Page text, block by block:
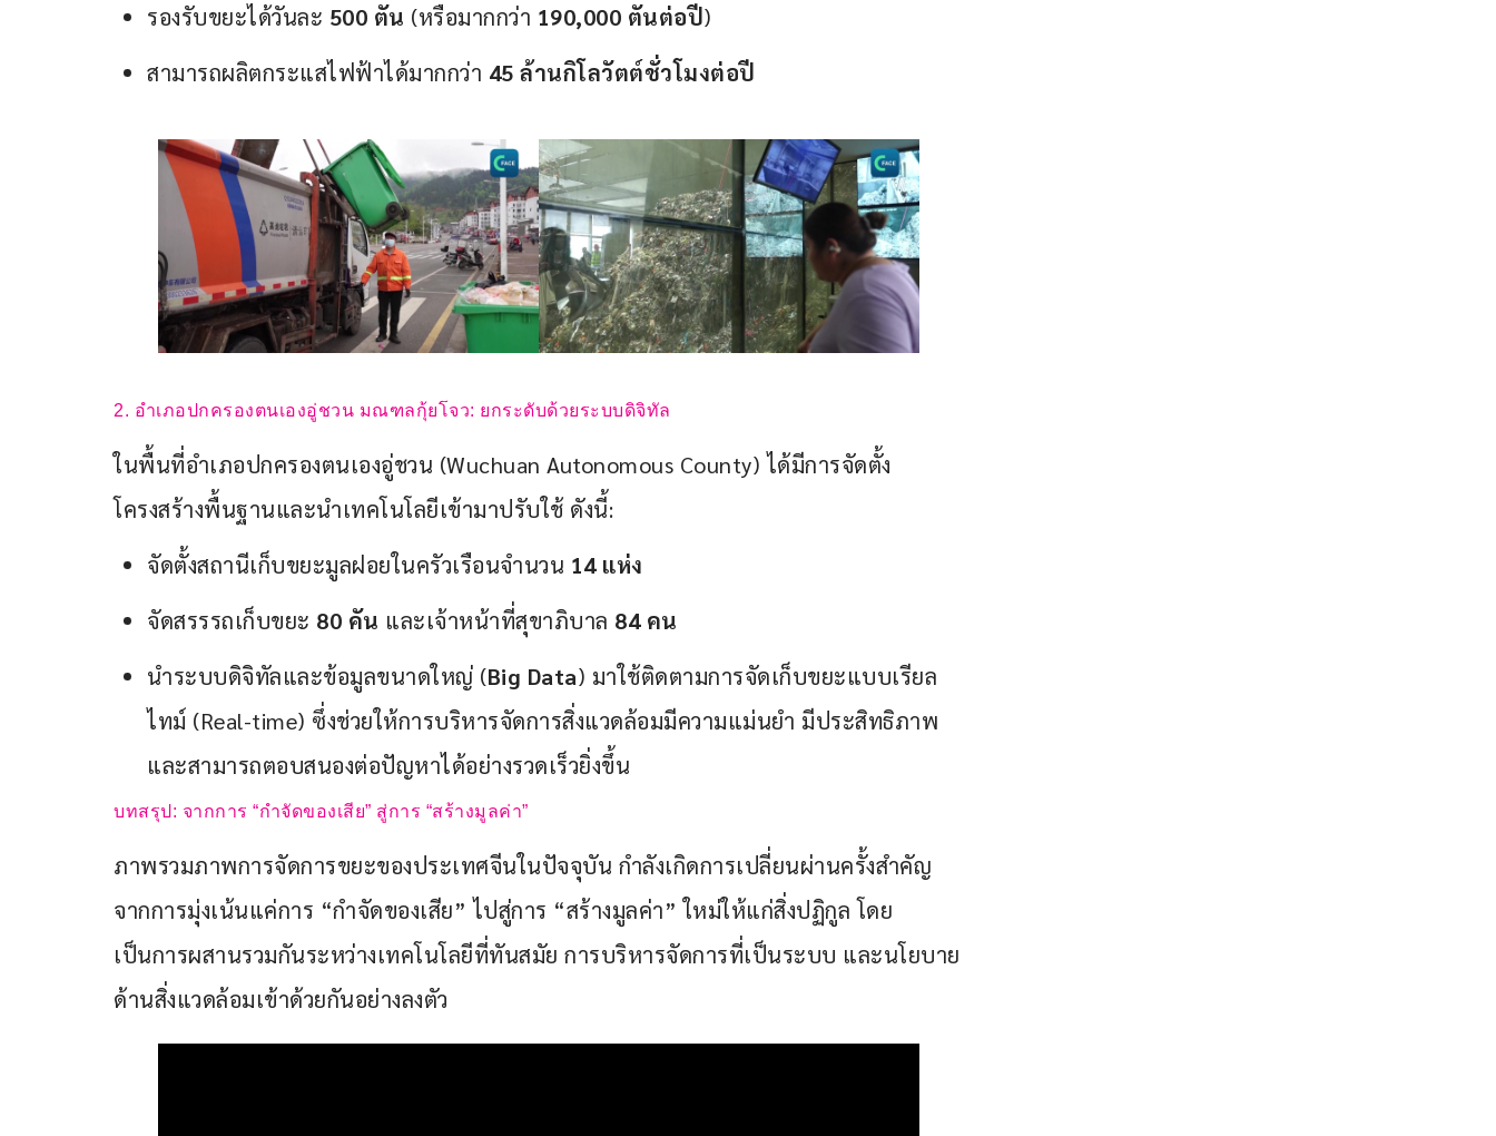
รองรับขยะได้วันละ 500 ตัน (หรือมากกว่า 190,000 ตันต่อปี)
สามารถผลิตกระแสไฟฟ้าได้มากกว่า 45 ล้านกิโลวัตต์ชั่วโมงต่อปี
2. อำเภอปกครองตนเองอู่ชวน มณฑลกุ้ยโจว: ยกระดับด้วยระบบดิจิทัล
ในพื้นที่อำเภอปกครองตนเองอู่ชวน (Wuchuan Autonomous County) ได้มีการจัดตั้ง
โครงสร้างพื้นฐานและนำเทคโนโลยีเข้ามาปรับใช้ ดังนี้:
จัดตั้งสถานีเก็บขยะมูลฝอยในครัวเรือนจำนวน 14 แห่ง
จัดสรรรถเก็บขยะ 80 คัน และเจ้าหน้าที่สุขาภิบาล 84 คน
นำระบบดิจิทัลและข้อมูลขนาดใหญ่ (Big Data) มาใช้ติดตามการจัดเก็บขยะแบบเรียล
ไทม์ (Real-time) ซึ่งช่วยให้การบริหารจัดการสิ่งแวดล้อมมีความแม่นยำ มีประสิทธิภาพ
และสามารถตอบสนองต่อปัญหาได้อย่างรวดเร็วยิ่งขึ้น
บทสรุป: จากการ “กำจัดของเสีย” สู่การ “สร้างมูลค่า”
ภาพรวมภาพการจัดการขยะของประเทศจีนในปัจจุบัน กำลังเกิดการเปลี่ยนผ่านครั้งสำคัญ
จากการมุ่งเน้นแค่การ “กำจัดของเสีย” ไปสู่การ “สร้างมูลค่า” ใหม่ให้แก่สิ่งปฏิกูล โดย
เป็นการผสานรวมกันระหว่างเทคโนโลยีที่ทันสมัย การบริหารจัดการที่เป็นระบบ และนโยบาย
ด้านสิ่งแวดล้อมเข้าด้วยกันอย่างลงตัว